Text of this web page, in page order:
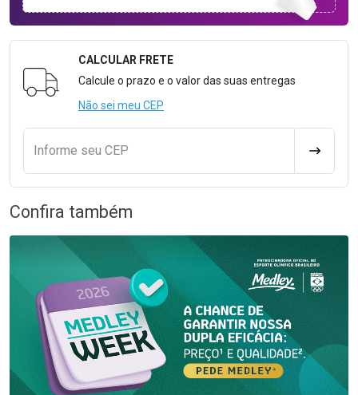
Formulário para Calcular o Frete
CALCULAR FRETE
Calcule o prazo e o valor das suas entregas
Não sei meu CEP
Informe seu CEP
Confira também